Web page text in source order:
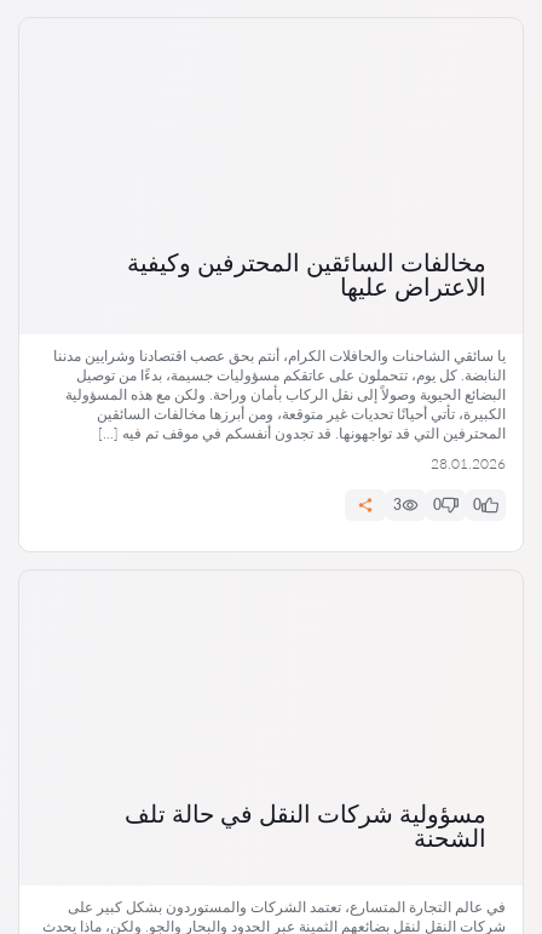
مخالفات السائقين المحترفين وكيفية
الاعتراض عليها
يا سائقي الشاحنات والحافلات الكرام، أنتم بحق عصب اقتصادنا وشرايين مدننا
النابضة. كل يوم، تتحملون على عاتقكم مسؤوليات جسيمة، بدءًا من توصيل
البضائع الحيوية وصولاً إلى نقل الركاب بأمان وراحة. ولكن مع هذه المسؤولية
الكبيرة، تأتي أحيانًا تحديات غير متوقعة، ومن أبرزها مخالفات السائقين
المحترفين التي قد تواجهونها. قد تجدون أنفسكم في موقف تم فيه […]
28.01.2026
0
0
3
مسؤولية شركات النقل في حالة تلف
الشحنة
في عالم التجارة المتسارع، تعتمد الشركات والمستوردون بشكل كبير على
شركات النقل لنقل بضائعهم الثمينة عبر الحدود والبحار والجو. ولكن، ماذا يحدث